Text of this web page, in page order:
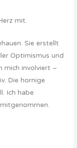
mit.
Sie erstellt
Optimismus und
mich involviert –
Die hornige
Ich habe